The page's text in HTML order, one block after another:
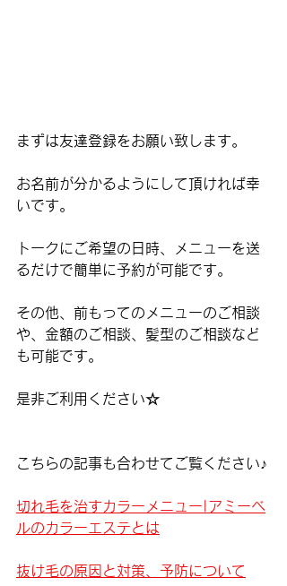
まずは友達登録をお願い致します。
お名前が分かるようにして頂ければ幸
いです。
トークにご希望の日時、メニューを送
るだけで簡単に予約が可能です。
その他、前もってのメニューのご相談
や、金額のご相談、髪型のご相談など
も可能です。
是非ご利用ください☆
こちらの記事も合わせてご覧ください♪
切れ毛を治すカラーメニュー|アミーベ
ルのカラーエステとは
抜け毛の原因と対策、予防について